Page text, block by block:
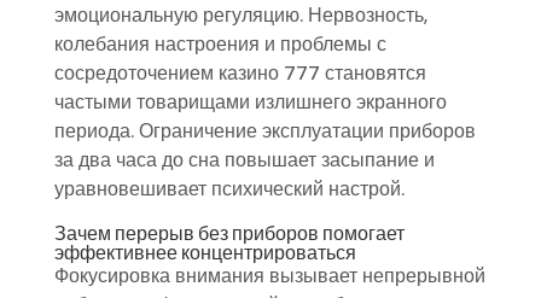
эмоциональную регуляцию. Нервозность,
колебания настроения и проблемы с
сосредоточением казино 777 становятся
частыми товарищами излишнего экранного
периода. Ограничение эксплуатации приборов
за два часа до сна повышает засыпание и
уравновешивает психический настрой.
Зачем перерыв без приборов помогает
эффективнее концентрироваться
Фокусировка внимания вызывает непрерывной